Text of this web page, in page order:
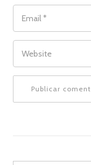
EMAIL
WEBSITE